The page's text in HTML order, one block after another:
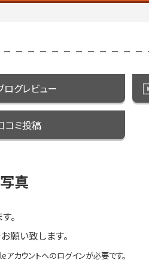
ログレビュー
コミ投稿
真
。
願い致します。
カウントへのログインが必要です。